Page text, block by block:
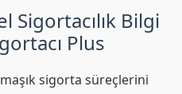
Sigortacılık Bilgi
Plus
sigorta süreçlerini